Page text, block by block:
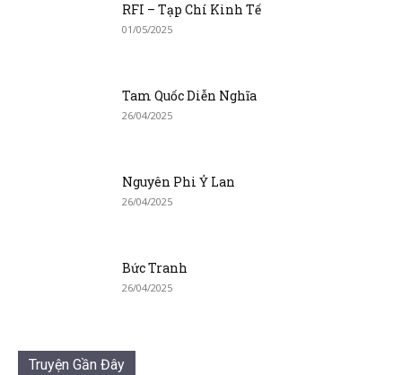
RFI – Tạp Chí Kinh Tế
01/05/2025
Tam Quốc Diễn Nghĩa
26/04/2025
Nguyên Phi Ỷ Lan
26/04/2025
Bức Tranh
26/04/2025
Truyện Gần Đây